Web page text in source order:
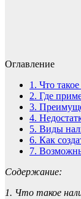
Оглавление
1. Что
2. Где
3.
4.
5. Виды
6. Как
7.
Содержание:
1. Что такое